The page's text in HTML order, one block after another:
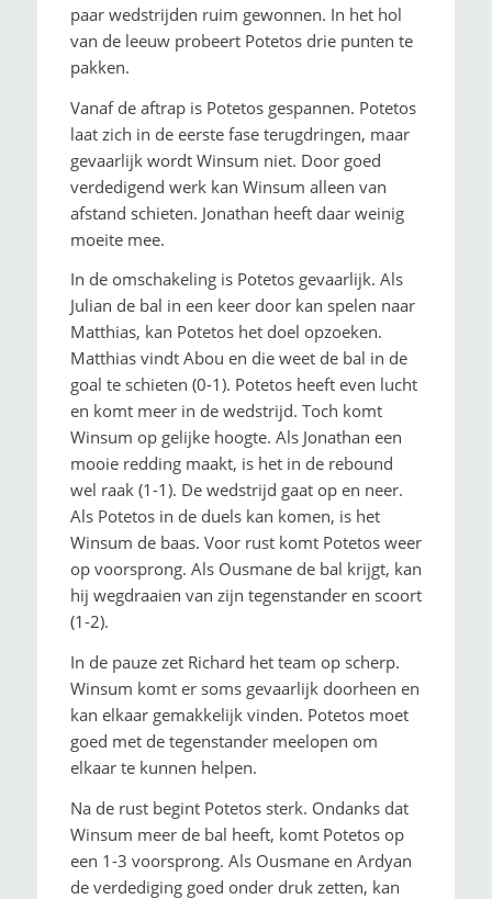
paar wedstrijden ruim gewonnen. In het hol
van de leeuw probeert Potetos drie punten te
pakken.
Vanaf de aftrap is Potetos gespannen. Potetos
laat zich in de eerste fase terugdringen, maar
gevaarlijk wordt Winsum niet. Door goed
verdedigend werk kan Winsum alleen van
afstand schieten. Jonathan heeft daar weinig
moeite mee.
In de omschakeling is Potetos gevaarlijk. Als
Julian de bal in een keer door kan spelen naar
Matthias, kan Potetos het doel opzoeken.
Matthias vindt Abou en die weet de bal in de
goal te schieten (0-1). Potetos heeft even lucht
en komt meer in de wedstrijd. Toch komt
Winsum op gelijke hoogte. Als Jonathan een
mooie redding maakt, is het in de rebound
wel raak (1-1). De wedstrijd gaat op en neer.
Als Potetos in de duels kan komen, is het
Winsum de baas. Voor rust komt Potetos weer
op voorsprong. Als Ousmane de bal krijgt, kan
hij wegdraaien van zijn tegenstander en scoort
(1-2).
In de pauze zet Richard het team op scherp.
Winsum komt er soms gevaarlijk doorheen en
kan elkaar gemakkelijk vinden. Potetos moet
goed met de tegenstander meelopen om
elkaar te kunnen helpen.
Na de rust begint Potetos sterk. Ondanks dat
Winsum meer de bal heeft, komt Potetos op
een 1-3 voorsprong. Als Ousmane en Ardyan
de verdediging goed onder druk zetten, kan